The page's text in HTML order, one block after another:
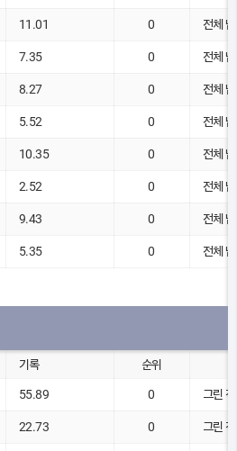
11.01 0 전체
7.35 0 전체
8.27 0 전체
5.52 0 전체
10.35 0 전체
2.52 0 전체
9.43 0 전체
5.35 0 전체
기록 순위
55.89 0 그린
22.73 0 그린